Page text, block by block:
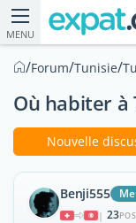
MENU
/Forum/Tunisie/
Où habiter à
Nouvelle
Benji555
| 23